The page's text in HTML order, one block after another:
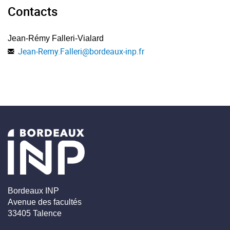
Contacts
Jean-Rémy Falleri-Vialard
Jean-Remy.Falleri@bordeaux-inp.fr
Bordeaux INP
Avenue des facultés
33405 Talence